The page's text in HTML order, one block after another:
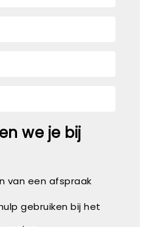
we je bij
van een afspraak
gebruiken bij het